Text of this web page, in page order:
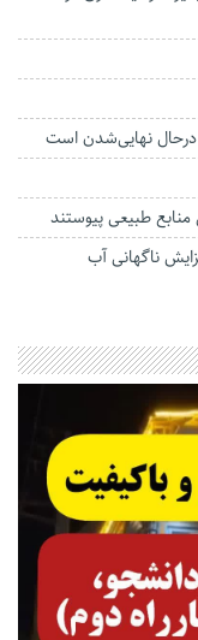
درحال نهایی‌شدن است
ناگهانی آب